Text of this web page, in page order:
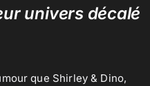
univers décalé
que Shirley & Dino,